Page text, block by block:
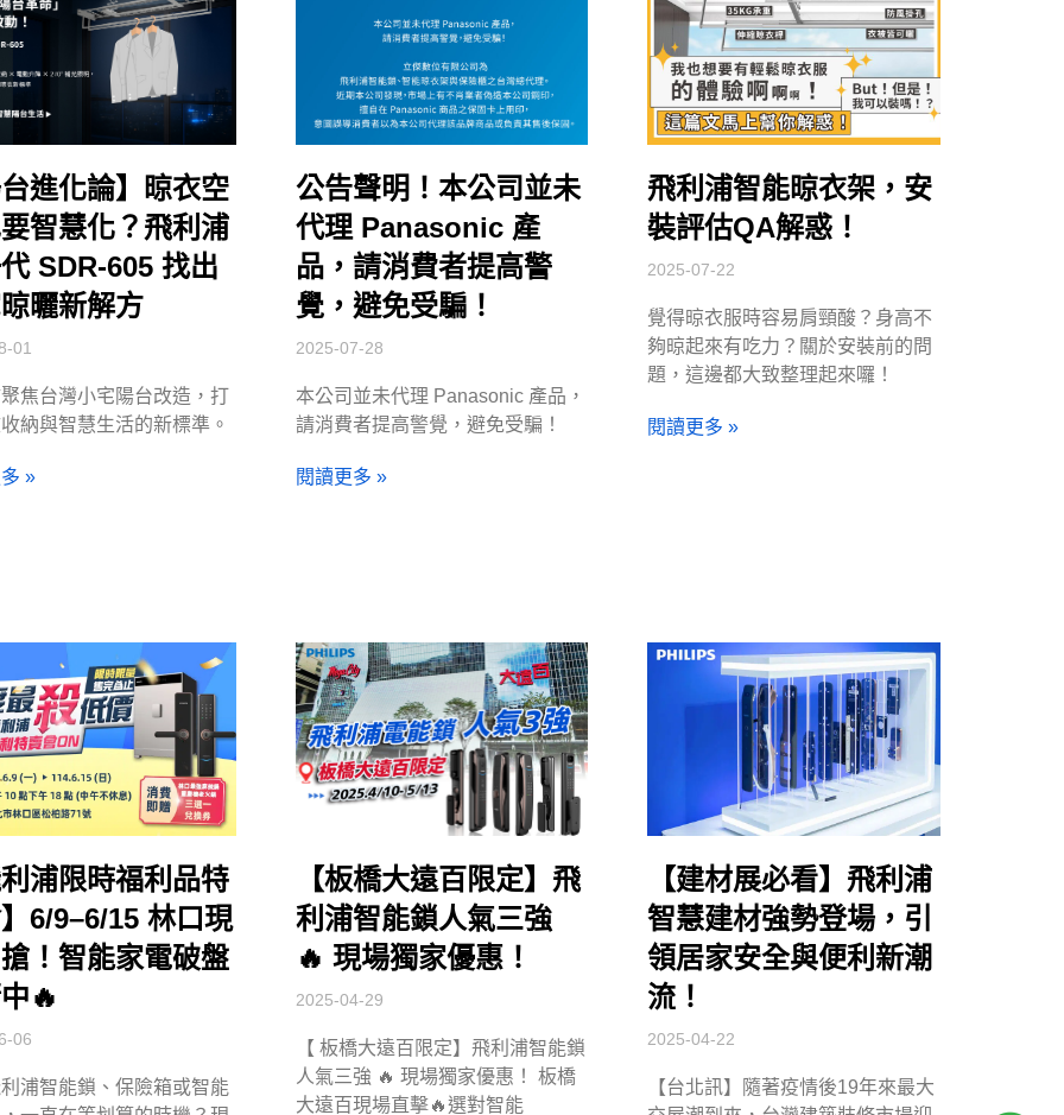
進化論】晾衣空
智慧化？飛利浦
SDR-605 找出
曬新解方
01
焦台灣小宅陽台改造，打
納與智慧生活的新標準。
»
公告聲明！本公司並未
代理 Panasonic 產
品，請消費者提高警
覺，避免受騙！
2025-07-28
本公司並未代理 Panasonic 產品，
請消費者提高警覺，避免受騙！
閱讀更多 »
飛利浦智能晾衣架，安
裝評估QA解惑！
2025-07-22
覺得晾衣服時容易肩頸酸？身高不
夠晾起來有吃力？關於安裝前的問
題，這邊都大致整理起來囉！
閱讀更多 »
浦限時福利品特
6/9–6/15 林口現
！智能家電破盤
🔥
06
浦智能鎖、保險箱或智能
【板橋大遠百限定】飛
利浦智能鎖人氣三強
🔥 現場獨家優惠！
2025-04-29
【 板橋大遠百限定】飛利浦智能鎖
人氣三強 🔥 現場獨家優惠！ 板橋
大遠百現場直擊🔥選對智能
【建材展必看】飛利浦
智慧建材強勢登場，引
領居家安全與便利新潮
流！
2025-04-22
【台北訊】隨著疫情後19年來最大